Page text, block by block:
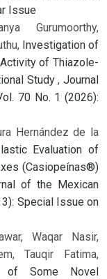
Issue
Gurumoorthy,
Investigation of
of Thiazole-
Study,Journal
70 No. 1 (2026):
Hernández de la
Evaluation of
(Casiopeínas®)
of the Mexican
Special Issue on
Waqar Nasir,
Tauqir Fatima,
of Some Novel